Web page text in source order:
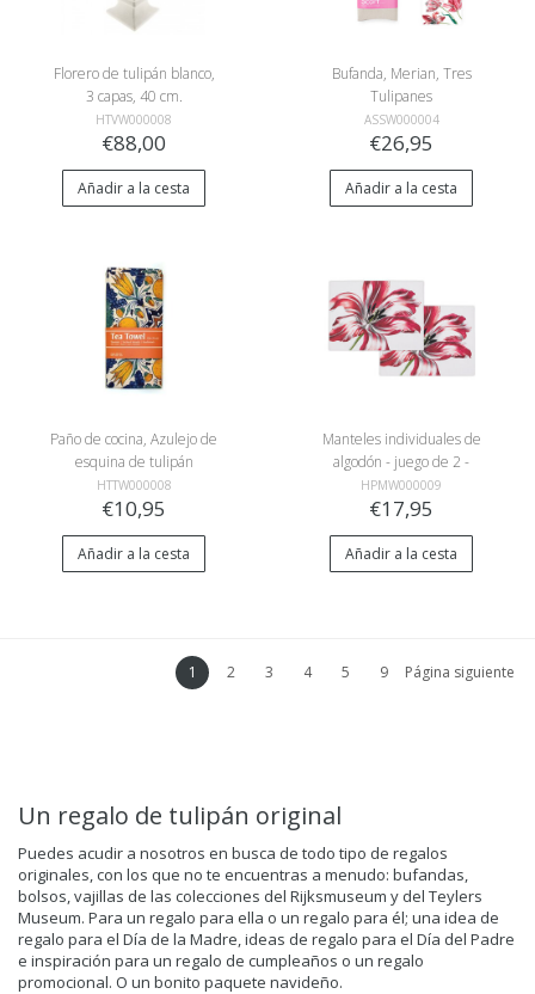
Florero de tulipán blanco,
3 capas, 40 cm.
HTVW000008
€88,00
Añadir a la cesta
Bufanda, Merian, Tres
Tulipanes
ASSW000004
€26,95
Añadir a la cesta
Paño de cocina, Azulejo de
esquina de tulipán
policromado
HTTW000008
€10,95
Añadir a la cesta
Manteles individuales de
algodón - juego de 2 -
Tulipanes
HPMW000009
€17,95
Añadir a la cesta
1 2 3 4 5 9 Página siguiente
Un regalo de tulipán original
Puedes acudir a nosotros en busca de todo tipo de regalos
originales, con los que no te encuentras a menudo: bufandas,
bolsos, vajillas de las colecciones del Rijksmuseum y del Teylers
Museum. Para un regalo para ella o un regalo para él; una idea de
regalo para el Día de la Madre, ideas de regalo para el Día del Padre
e inspiración para un regalo de cumpleaños o un regalo
promocional. O un bonito paquete navideño.